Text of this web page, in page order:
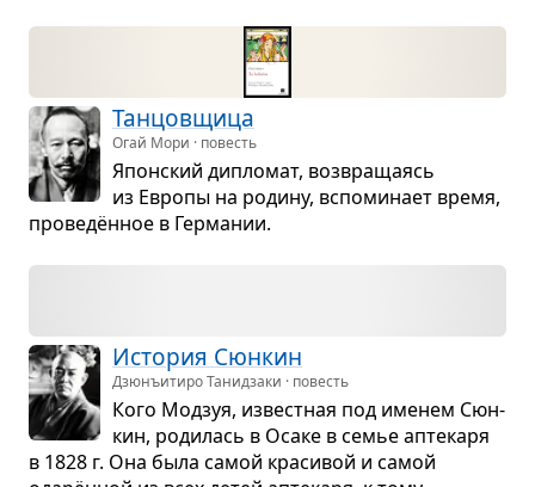
Тан­цов­щица
Огай Мори · повесть
Япон­ский дипло­мат, воз­вра­ща­ясь
из Европы на родину, вспо­ми­нает время,
про­ведён­ное в Гер­ма­нии.
Исто­рия Сюн­кин
Дзюнъитиро Танидзаки · повесть
Кого Мод­зуя, извест­ная под име­нем Сюн­
кин, роди­лась в Осаке в семье апте­каря
в 1828 г. Она была самой кра­си­вой и самой